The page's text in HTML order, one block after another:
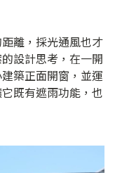
離，採光通風也才
設計思考，在一開
築正面開窗，並運
既有遮雨功能，也